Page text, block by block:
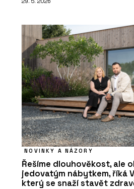
NOVINKY A NÁZORY
Řešíme dlouhověkost, ale
jedovatým nábytkem, říká
který se snaží stavět